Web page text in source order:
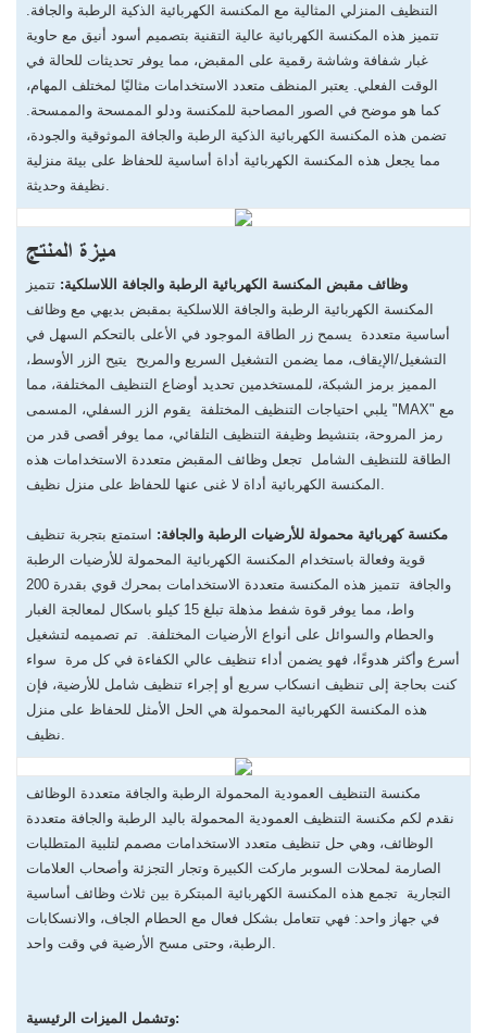
التنظيف المنزلي المثالية مع المكنسة الكهربائية الذكية الرطبة والجافة.
تتميز هذه المكنسة الكهربائية عالية التقنية بتصميم أسود أنيق مع حاوية
غبار شفافة وشاشة رقمية على المقبض، مما يوفر تحديثات للحالة في
الوقت الفعلي. يعتبر المنظف متعدد الاستخدامات مثاليًا لمختلف المهام،
كما هو موضح في الصور المصاحبة للمكنسة ودلو الممسحة والممسحة.
تضمن هذه المكنسة الكهربائية الذكية الرطبة والجافة الموثوقية والجودة،
مما يجعل هذه المكنسة الكهربائية أداة أساسية للحفاظ على بيئة منزلية
ميزة المنتج
وظائف مقبض المكنسة الكهربائية الرطبة والجافة اللاسلكية:تتميز
المكنسة الكهربائية الرطبة والجافة اللاسلكية بمقبض بديهي مع وظائف
أساسية متعددة يسمح زر الطاقة الموجود في الأعلى بالتحكم السهل في
التشغيل/الإيقاف، مما يضمن التشغيل السريع والمريح يتيح الزر الأوسط،
المميز برمز الشبكة، للمستخدمين تحديد أوضاع التنظيف المختلفة، مما
يلبي احتياجات التنظيف المختلفة يقوم الزر السفلي، المسمى "MAX" مع
رمز المروحة، بتنشيط وظيفة التنظيف التلقائي، مما يوفر أقصى قدر من
الطاقة للتنظيف الشامل تجعل وظائف المقبض متعددة الاستخدامات هذه
المكنسة الكهربائية أداة لا غنى عنها للحفاظ على منزل نظيف.
مكنسة كهربائية محمولة للأرضيات الرطبة والجافة:
استمتع بتجربة تنظيف
قوية وفعالة باستخدام المكنسة الكهربائية المحمولة للأرضيات الرطبة
والجافة تتميز هذه المكنسة متعددة الاستخدامات بمحرك قوي بقدرة 200
واط، مما يوفر قوة شفط مذهلة تبلغ 15 كيلو باسكال لمعالجة الغبار
والحطام والسوائل على أنواع الأرضيات المختلفة. تم تصميمه لتشغيل
أسرع وأكثر هدوءًا، فهو يضمن أداء تنظيف عالي الكفاءة في كل مرة سواء
كنت بحاجة إلى تنظيف انسكاب سريع أو إجراء تنظيف شامل للأرضية، فإن
هذه المكنسة الكهربائية المحمولة هي الحل الأمثل للحفاظ على منزل
نظيف.
مكنسة التنظيف العمودية المحمولة الرطبة والجافة متعددة الوظائف
نقدم لكم مكنسة التنظيف العمودية المحمولة باليد الرطبة والجافة متعددة
الوظائف، وهي حل تنظيف متعدد الاستخدامات مصمم لتلبية المتطلبات
الصارمة لمحلات السوبر ماركت الكبيرة وتجار التجزئة وأصحاب العلامات
التجارية تجمع هذه المكنسة الكهربائية المبتكرة بين ثلاث وظائف أساسية
في جهاز واحد: فهي تتعامل بشكل فعال مع الحطام الجاف، والانسكابات
الرطبة، وحتى مسح الأرضية في وقت واحد.
وتشمل الميزات الرئيسية: